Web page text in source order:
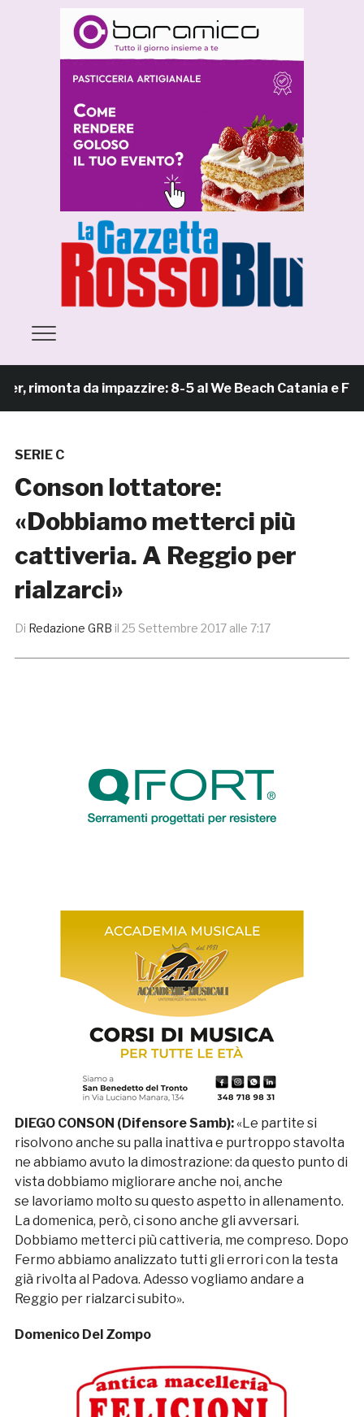
rimonta da impazzire: 8-5 al We Beach Catania e Finale
SERIE C
Conson lottatore:
«Dobbiamo metterci più
cattiveria. A Reggio per
rialzarci»
Di Redazione GRB il 25 Settembre 2017 alle 7:17
DIEGO CONSON (Difensore Samb):«Le partite si
risolvono anche su palla inattiva e purtroppo stavolta
ne abbiamo avuto la dimostrazione: da questo punto di
vista dobbiamo migliorare anche noi, anche
se lavoriamo molto su questo aspetto in allenamento.
La domenica, però, ci sono anche gli avversari.
Dobbiamo metterci più cattiveria, me compreso. Dopo
Fermo abbiamo analizzato tutti gli errori con la testa
già rivolta al Padova. Adesso vogliamo andare a
Reggio per rialzarci subito».
Domenico Del Zompo